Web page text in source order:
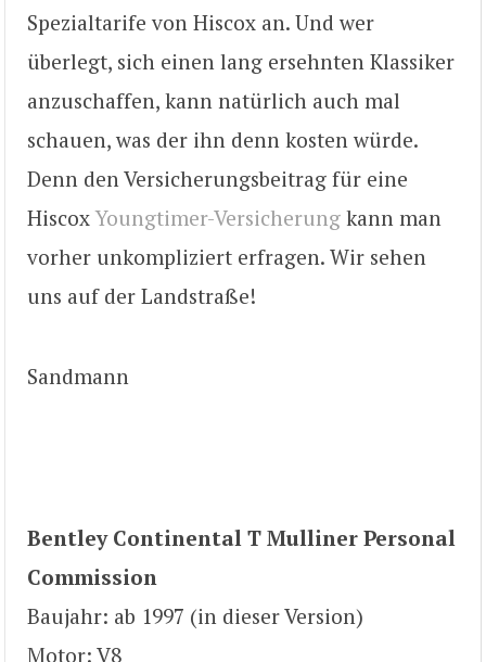
Spezialtarife von Hiscox an. Und wer
überlegt, sich einen lang ersehnten Klassiker
anzuschaffen, kann natürlich auch mal
schauen, was der ihn denn kosten würde.
Denn den Versicherungsbeitrag für eine
HiscoxYoungtimer-Versicherung kann man
vorher unkompliziert erfragen. Wir sehen
uns auf der Landstraße!
Sandmann
Bentley Continental T Mulliner Personal
Commission
Baujahr: ab 1997 (in dieser Version)
Motor: V8